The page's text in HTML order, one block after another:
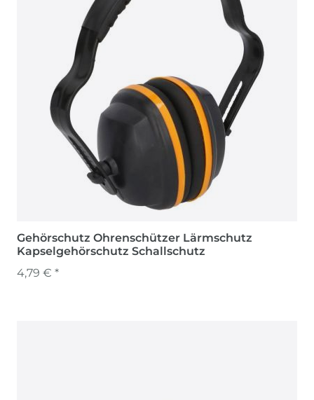
Gehörschutz Ohrenschützer Lärmschutz
Kapselgehörschutz Schallschutz
4,79 € *